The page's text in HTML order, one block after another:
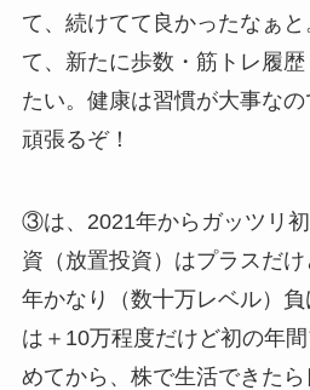
て、続けてて良かったなぁと
て、新たに歩数・筋トレ履歴
たい。健康は習慣が大事なの
頑張るぞ！
③は、2021年からガッツリ
資（放置投資）はプラスだ
年かなり（数十万レベル）
は＋10万程度だけど初の年
めてから、株で生活できた